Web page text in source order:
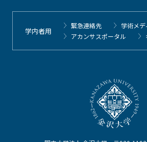
学内者用
緊急連絡先
学術メ
アカンサスポータル